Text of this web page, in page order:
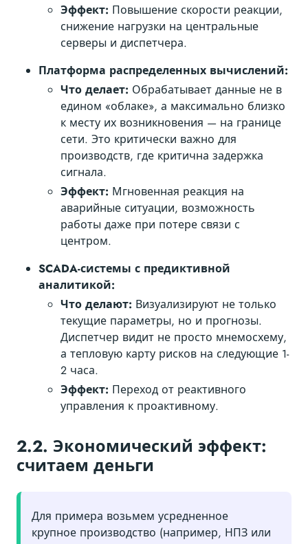
Эффект: Повышение скорости реакции,
снижение нагрузки на центральные
серверы и диспетчера.
Платформа распределенных вычислений:
Что делает: Обрабатывает данные не в
едином «облаке», а максимально близко
к месту их возникновения — на границе
сети. Это критически важно для
производств, где критична задержка
сигнала.
Эффект: Мгновенная реакция на
аварийные ситуации, возможность
работы даже при потере связи с
центром.
SCADA-системы с предиктивной
аналитикой:
Что делают: Визуализируют не только
текущие параметры, но и прогнозы.
Диспетчер видит не просто мнемосхему,
а тепловую карту рисков на следующие 1-
2 часа.
Эффект: Переход от реактивного
управления к проактивному.
2.2. Экономический эффект:
считаем деньги
Для примера возьмем усредненное
крупное производство (например, НПЗ или